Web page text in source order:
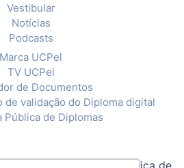
Vestibular
Notícias
Podcasts
Marca UCPel
TV UCPel
de Documentos
de validação do Diploma digital
Pública de Diplomas
Política de